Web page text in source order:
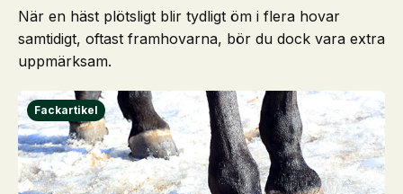
När en häst plötsligt blir tydligt öm i flera hovar
samtidigt, oftast framhovarna, bör du dock vara extra
uppmärksam.